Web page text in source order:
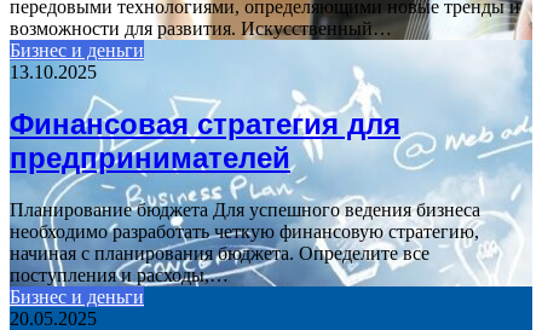
передовыми технологиями, определяющими новые тренды и
возможности для развития. Искусственный…
Бизнес и деньги
13.10.2025
Финансовая стратегия для
предпринимателей
Планирование бюджета Для успешного ведения бизнеса
необходимо разработать четкую финансовую стратегию,
начиная с планирования бюджета. Определите все
поступления и расходы,…
Бизнес и деньги
20.05.2025